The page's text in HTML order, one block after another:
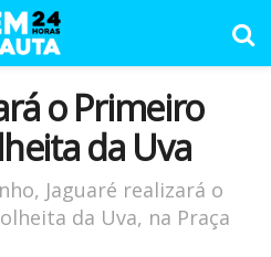
o Primeiro
da Uva
Jaguaré realizará o
da Uva, na Praça